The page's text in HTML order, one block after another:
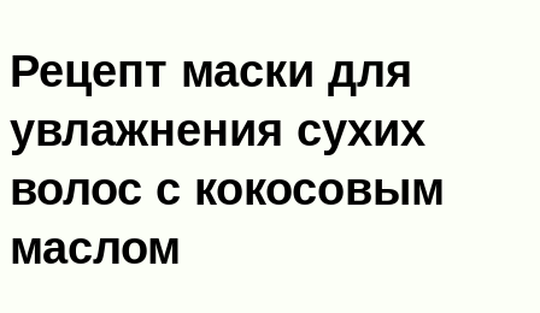
Рецепт маски для
увлажнения сухих
волос с кокосовым
маслом